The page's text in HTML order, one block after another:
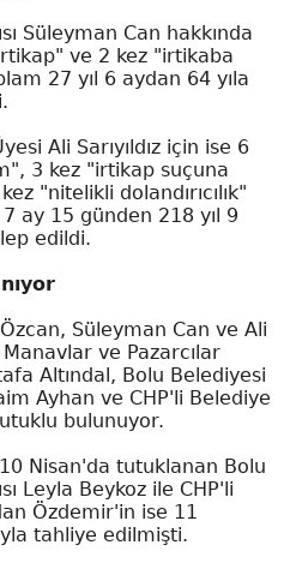
Süleyman Can hakkında
ve 2 kez "irtikaba
27 yıl 6 aydan 64 yıla
Ali Sarıyıldız için ise 6
3 kez "irtikap suçuna
"nitelikli dolandırıcılık"
ay 15 günden 218 yıl 9
edildi.
Süleyman Can ve Ali
Manavlar ve Pazarcılar
Altındal, Bolu Belediyesi
Ayhan ve CHP'li Belediye
bulunuyor.
Nisan'da tutuklanan Bolu
Leyla Beykoz ile CHP'li
Özdemir'in ise 11
tahliye edilmişti.